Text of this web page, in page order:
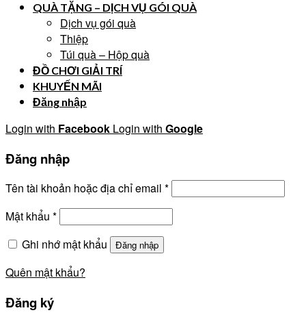
QUÀ TẶNG – DỊCH VỤ GÓI QUÀ
Dịch vụ gói quà
Thiệp
Túi quà – Hộp quà
ĐỒ CHƠI GIẢI TRÍ
KHUYẾN MÃI
Đăng nhập
Login with Facebook Login with Google
Đăng nhập
Tên tài khoản hoặc địa chỉ email *
Mật khẩu *
Ghi nhớ mật khẩu
Đăng nhập
Quên mật khẩu?
Đăng ký